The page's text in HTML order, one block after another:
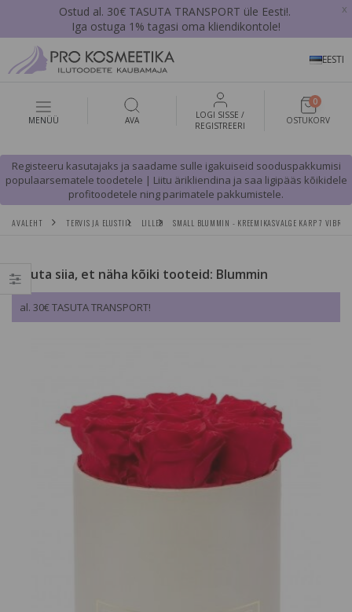
Ostud al. 30€ TASUTA TRANSPORT üle Eesti!.
Iga ostuga 1% tagasi oma kliendikontole!
x
EESTI
MENÜÜ AVA
LOGI SISSE /
REGISTREERI
0
OSTUKORV
Registeeru kasutajaks ja saadame sulle igakuiseid sooduspakkumisi
populaarsematele toodetele | Liitu ärikliendina ja saa ligipääs kõikidele
profitoodetele ning parimatele pakkumistele.
AVALEHT TERVIS JA ELUSTIIL LILLED SMALL BLUMMIN - KREEMIKASVALGE KARP 7
Vajuta siia, et näha kõiki tooteid: Blummin
al. 30€ TASUTA TRANSPORT!
Kilekott
väike/suur testi
toote nimi
0.21 €
ANGEL
Wako Bright
Satin Cape,
Lõikuslina
19.53 €